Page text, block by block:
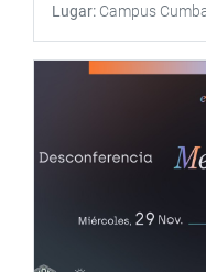
Lugar Campus